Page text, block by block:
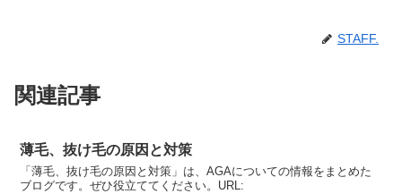
STAFF.
関連記事
薄毛、抜け毛の原因と対策
「薄毛、抜け毛の原因と対策」は、AGAについての情報をまとめた
ブログです。ぜひ役立ててください。URL: